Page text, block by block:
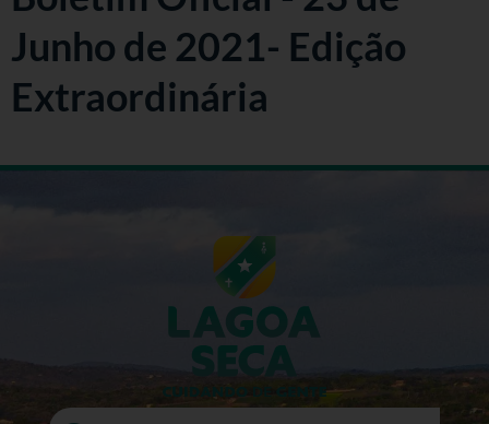
Junho de 2021- Edição
Extraordinária